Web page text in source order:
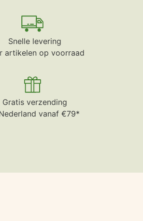
Snelle levering
artikelen op voorraad
Gratis verzending
vanaf €79*